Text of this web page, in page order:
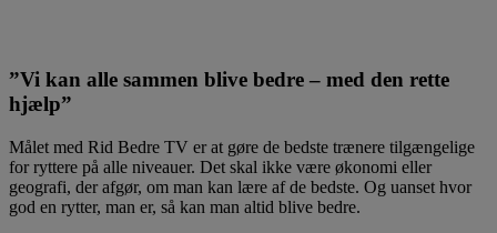
”Vi kan alle sammen blive bedre – med den rette
hjælp”
Målet med Rid Bedre TV er at gøre de bedste trænere tilgængelige
for ryttere på alle niveauer. Det skal ikke være økonomi eller
geografi, der afgør, om man kan lære af de bedste. Og uanset hvor
god en rytter, man er, så kan man altid blive bedre.